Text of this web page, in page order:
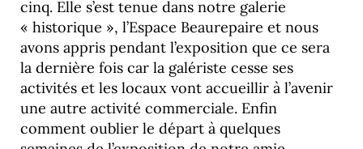
cinq. Elle s’est tenue dans notre galerie
« historique », l’Espace Beaurepaire et nous
avons appris pendant l’exposition que ce sera
la dernière fois car la galériste cesse ses
activités et les locaux vont accueillir à l’avenir
une autre activité commerciale. Enfin
comment oublier le départ à quelques